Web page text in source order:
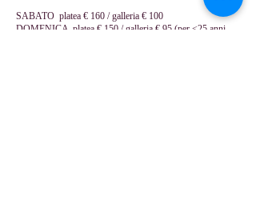
SABATO platea € 160 / galleria € 100
DOMENICA platea € 150 / galleria € 95 (per <25 anni